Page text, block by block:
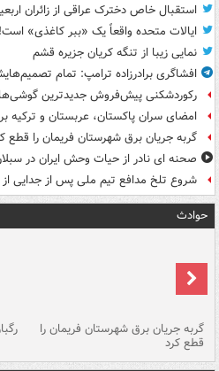
استقبال خاص دخترک عراقی از زائران
ایالات متحده واقعاً یک «ببر کاغذی» است!
نمایی زیبا از تنگه کریان جزیره قشم
افشاگری برادرزاده ترامپ: تمام
رکوردشکنی پیش‌فروش جدیدترین
امضای سران پاکستان، عربستان و ترکیه
گربه جریان برق شهرستان فریمان را قطع
صحنه ای نادر از حیات وحش ایران در
شروع تلخ مدافع تیم ملی پس از جدایی
حوادث
گربه جریان برق شهرستان فریمان را
قطع کرد